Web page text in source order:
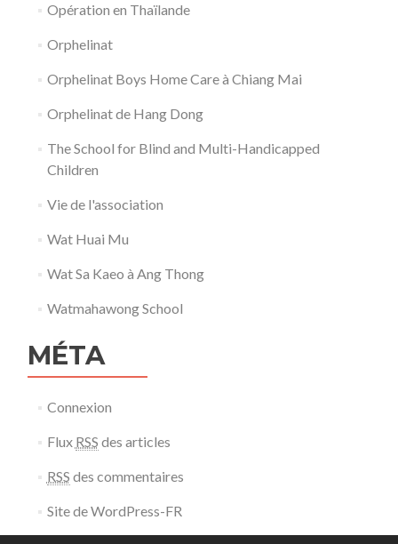
Opération en Thaïlande
Orphelinat
Orphelinat Boys Home Care à Chiang Mai
Orphelinat de Hang Dong
The School for Blind and Multi-Handicapped
Children
Vie de l'association
Wat Huai Mu
Wat Sa Kaeo à Ang Thong
Watmahawong School
MÉTA
Connexion
Flux RSS des articles
RSS des commentaires
Site de WordPress-FR